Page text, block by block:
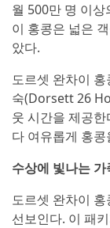
월 500만 명 이
이 홍콩은 넓은
았다.
도르셋 완차이
숙(Dorsett 26
웃 시간을 제공한
다 여유롭게 홍
수상에 빛나는
도르셋 완차이 홍
선보인다. 이 패